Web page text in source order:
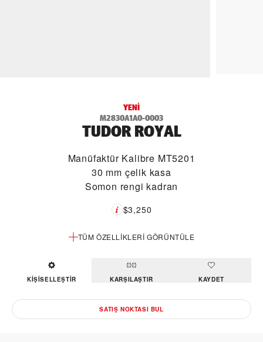
YENI
M2830A1A0-0003
TUDOR ROYAL
Manüfaktür Kalibre MT5201
30 mm çelik kasa
Somon rengi kadran
TÜM ÖZELLIKLERI GÖRÜNTÜLE
$3,250
KIŞISELLEŞTIR KARŞILAŞTIR KAYDET
SATIŞ NOKTASI BUL